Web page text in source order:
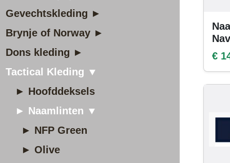
Gevechtskleding ►
Brynje of Norway ►
Dons kleding ►
Tactical Kleding ▼
► Hoofddeksels
► Naamlinten ▼
► NFP Green
► Olive
€